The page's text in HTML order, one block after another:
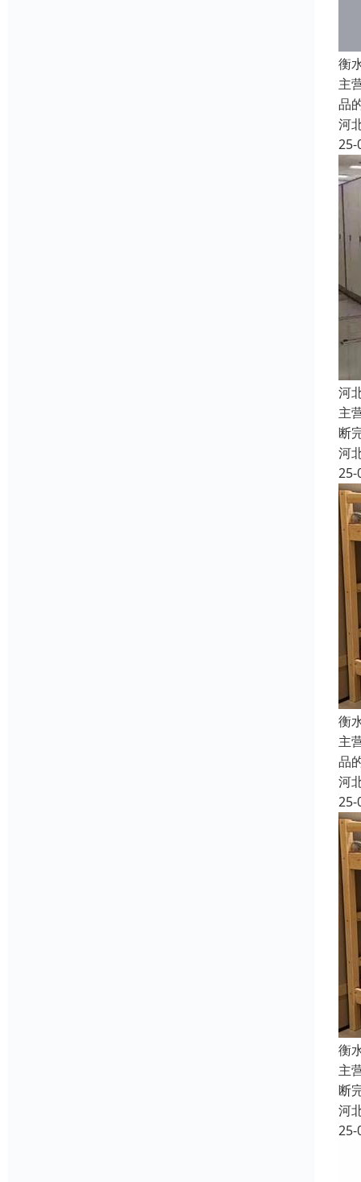
衡
主
品
河
25-
河
主
断
河
25-
衡
主
品
河
25-
衡
主
断
河
25-